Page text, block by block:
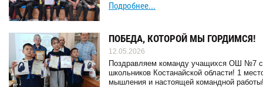
Подробнее...
ПОБЕДА, КОТОРОЙ МЫ ГОРДИМСЯ!
12.05.2026
Поздравляем команду учащихся ОШ №7
школьников Костанайской области! 1
мышления и настоящей командной